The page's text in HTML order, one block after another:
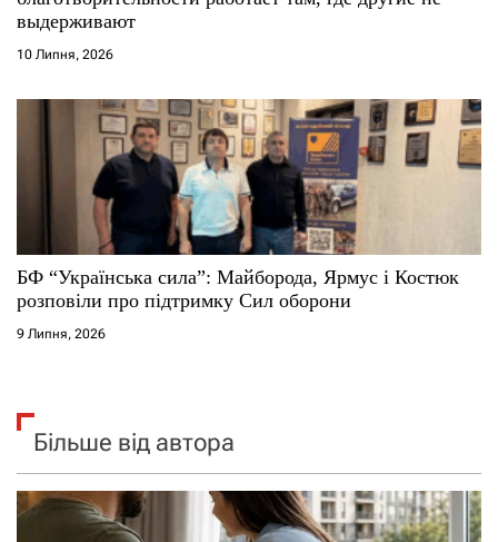
выдерживают
10 Липня, 2026
БФ “Українська сила”: Майборода, Ярмус і Костюк
розповіли про підтримку Сил оборони
9 Липня, 2026
Більше від автора